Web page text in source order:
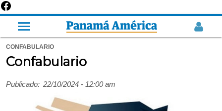
CONFABULARIO
Confabulario
Publicado: 22/10/2024 - 12:00 am